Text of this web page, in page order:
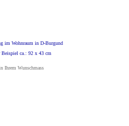
im Wohnraum in D-Burgund
Beispiel ca.: 92 x 43 cm
Ihrem Wunschmass